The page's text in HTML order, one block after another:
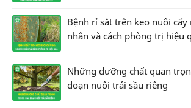
Bệnh rỉ sắt trên keo nuôi cấy
nhân và cách phòng trị hiệu
Những dưỡng chất quan
đoạn nuôi trái sầu riêng